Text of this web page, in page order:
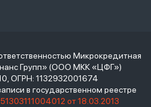
Микрокредитная
Групп» (ООО МКК «ЦФГ»)
ОГРН: 1132932001674
в государственном реестре
от 18.03.2013